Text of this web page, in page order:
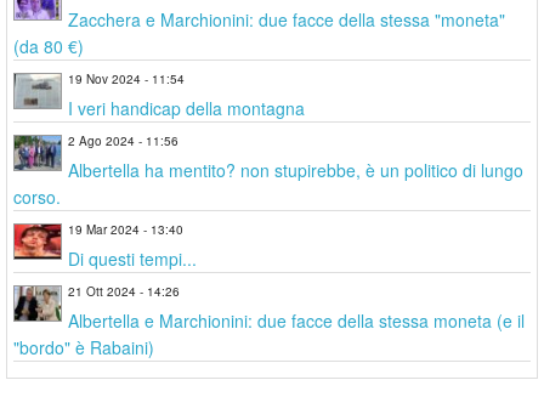
Zacchera e Marchionini: due facce della stessa "moneta"
(da 80 €)
19 Nov 2024 - 11:54
I veri handicap della montagna
2 Ago 2024 - 11:56
Albertella ha mentito? non stupirebbe, è un politico di lungo
corso.
19 Mar 2024 - 13:40
Di questi tempi...
21 Ott 2024 - 14:26
Albertella e Marchionini: due facce della stessa moneta (e il
"bordo" è Rabaini)